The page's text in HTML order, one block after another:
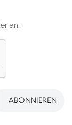
an:
ABONNIEREN